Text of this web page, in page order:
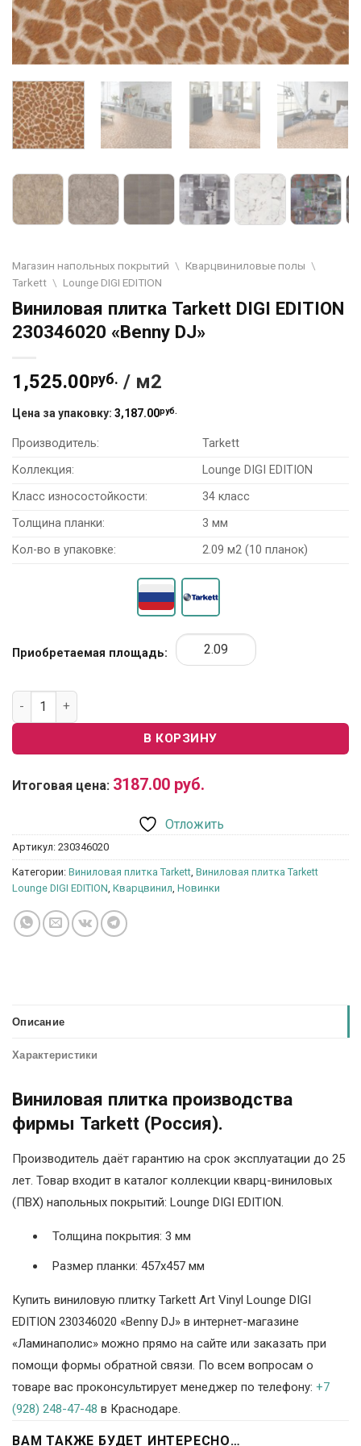
Магазин напольных покрытий \ Кварцвиниловые полы \
Tarkett \ Lounge DIGI EDITION
Виниловая плитка Tarkett DIGI EDITION
230346020 «Benny DJ»
1,525.00руб. / м2
Цена за упаковку: 3,187.00руб.
Производитель:
Tarkett
Коллекция:
Lounge DIGI EDITION
Класс износостойкости:
34 класс
Толщина планки:
3 мм
Кол-во в упаковке:
2.09 м2 (10 планок)
Приобретаемая площадь:
Количество товара Виниловая плитка Tarkett DIGI EDITION
В КОРЗИНУ
Итоговая цена: 3187.00 руб.
Отложить
Артикул: 230346020
Категории: Виниловая плитка Tarkett Виниловая плитка Tarkett
Lounge DIGI EDITION Кварцвинил Новинки
Описание
Характеристики
Виниловая плитка производства
фирмы Tarkett (Россия).
Производитель даёт гарантию на срок эксплуатации до 25
лет. Товар входит в каталог коллекции кварц-виниловых
(ПВХ) напольных покрытий: Lounge DIGI EDITION.
Толщина покрытия: 3 мм
Размер планки: 457х457 мм
Купить виниловую плитку Tarkett Art Vinyl Lounge DIGI
EDITION 230346020 «Benny DJ» в интернет-магазине
«Ламинаполис» можно прямо на сайте или заказать при
помощи формы обратной связи. По всем вопросам о
товаре вас проконсультирует менеджер по телефону: +7
(928) 248-47-48 в Краснодаре.
ВАМ ТАКЖЕ БУДЕТ ИНТЕРЕСНО…